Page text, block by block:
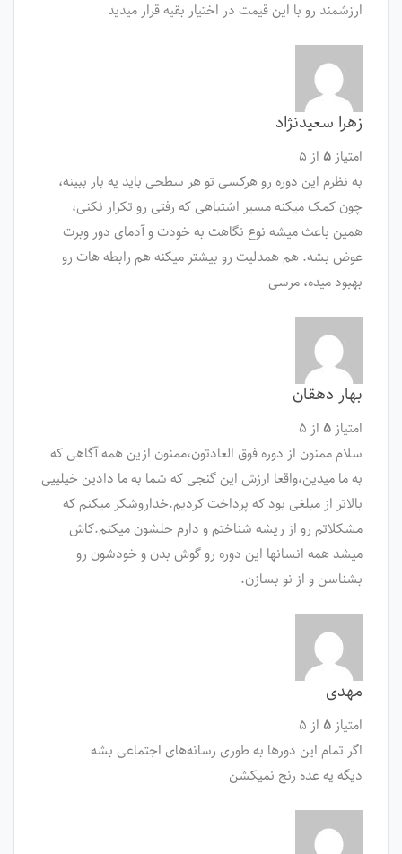
ارزشمند رو با این قیمت در اختیار بقیه قرار میدید
زهرا سعیدنژاد
امتیاز۵ از ۵
به نظرم این دوره رو هرکسی تو هر سطحی باید یه بار ببینه،
چون کمک میکنه مسیر اشتباهی که رفتی رو تکرار نکنی،
همین باعث میشه نوع نگاهت به خودت و آدمای دور وبرت
عوض بشه. هم همدلیت رو بیشتر میکنه هم رابطه هات رو
بهبود میده، مرسی
بهار دهقان
امتیاز۵ از ۵
سلام ممنون از دوره فوق العادتون،ممنون ازین همه آگاهی که
به ما میدین،واقعا ارزش این گنجی که شما به ما دادین خیلییی
بالاتر از مبلغی بود که پرداخت کردیم.خداروشکر میکنم که
مشکلاتم رو از ریشه شناختم و دارم حلشون میکنم.کاش
میشد همه انسانها این دوره رو گوش بدن و خودشون رو
بشناسن و از نو بسازن.
مهدی
امتیاز۵ از ۵
اگر تمام این دورها به طوری رسانه‌های اجتماعی بشه
دیگه یه عده رنج نمیکشن